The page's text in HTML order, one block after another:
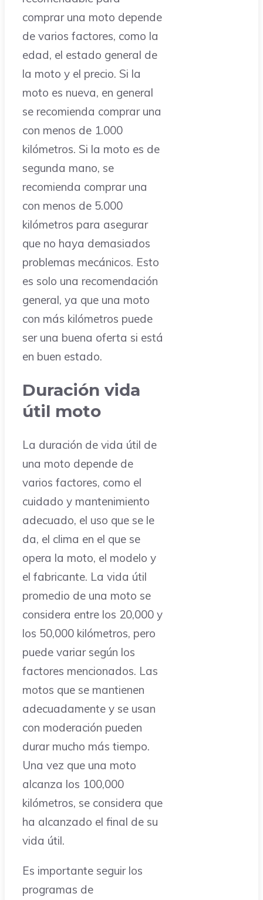
comprar una moto depende
de varios factores, como la
edad, el estado general de
la moto y el precio. Si la
moto es nueva, en general
se recomienda comprar una
con menos de 1.000
kilómetros. Si la moto es de
segunda mano, se
recomienda comprar una
con menos de 5.000
kilómetros para asegurar
que no haya demasiados
problemas mecánicos. Esto
es solo una recomendación
general, ya que una moto
con más kilómetros puede
ser una buena oferta si está
en buen estado.
Duración vida
útil moto
La duración de vida útil de
una moto depende de
varios factores, como el
cuidado y mantenimiento
adecuado, el uso que se le
da, el clima en el que se
opera la moto, el modelo y
el fabricante. La vida útil
promedio de una moto se
considera entre los 20,000 y
los 50,000 kilómetros, pero
puede variar según los
factores mencionados. Las
motos que se mantienen
adecuadamente y se usan
con moderación pueden
durar mucho más tiempo.
Una vez que una moto
alcanza los 100,000
kilómetros, se considera que
ha alcanzado el final de su
vida útil.
Es importante seguir los
programas de